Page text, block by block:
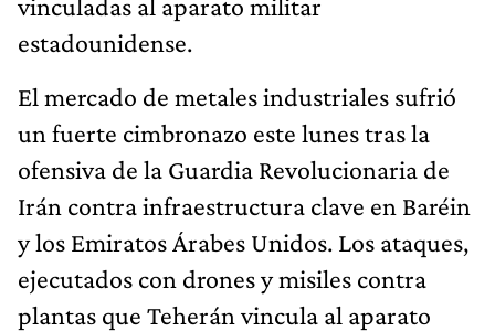
vinculadas al aparato militar
estadounidense.
El mercado de metales industriales sufrió
un fuerte cimbronazo este lunes tras la
ofensiva de la Guardia Revolucionaria de
Irán contra infraestructura clave en Baréin
y los Emiratos Árabes Unidos. Los ataques,
ejecutados con drones y misiles contra
plantas que Teherán vincula al aparato